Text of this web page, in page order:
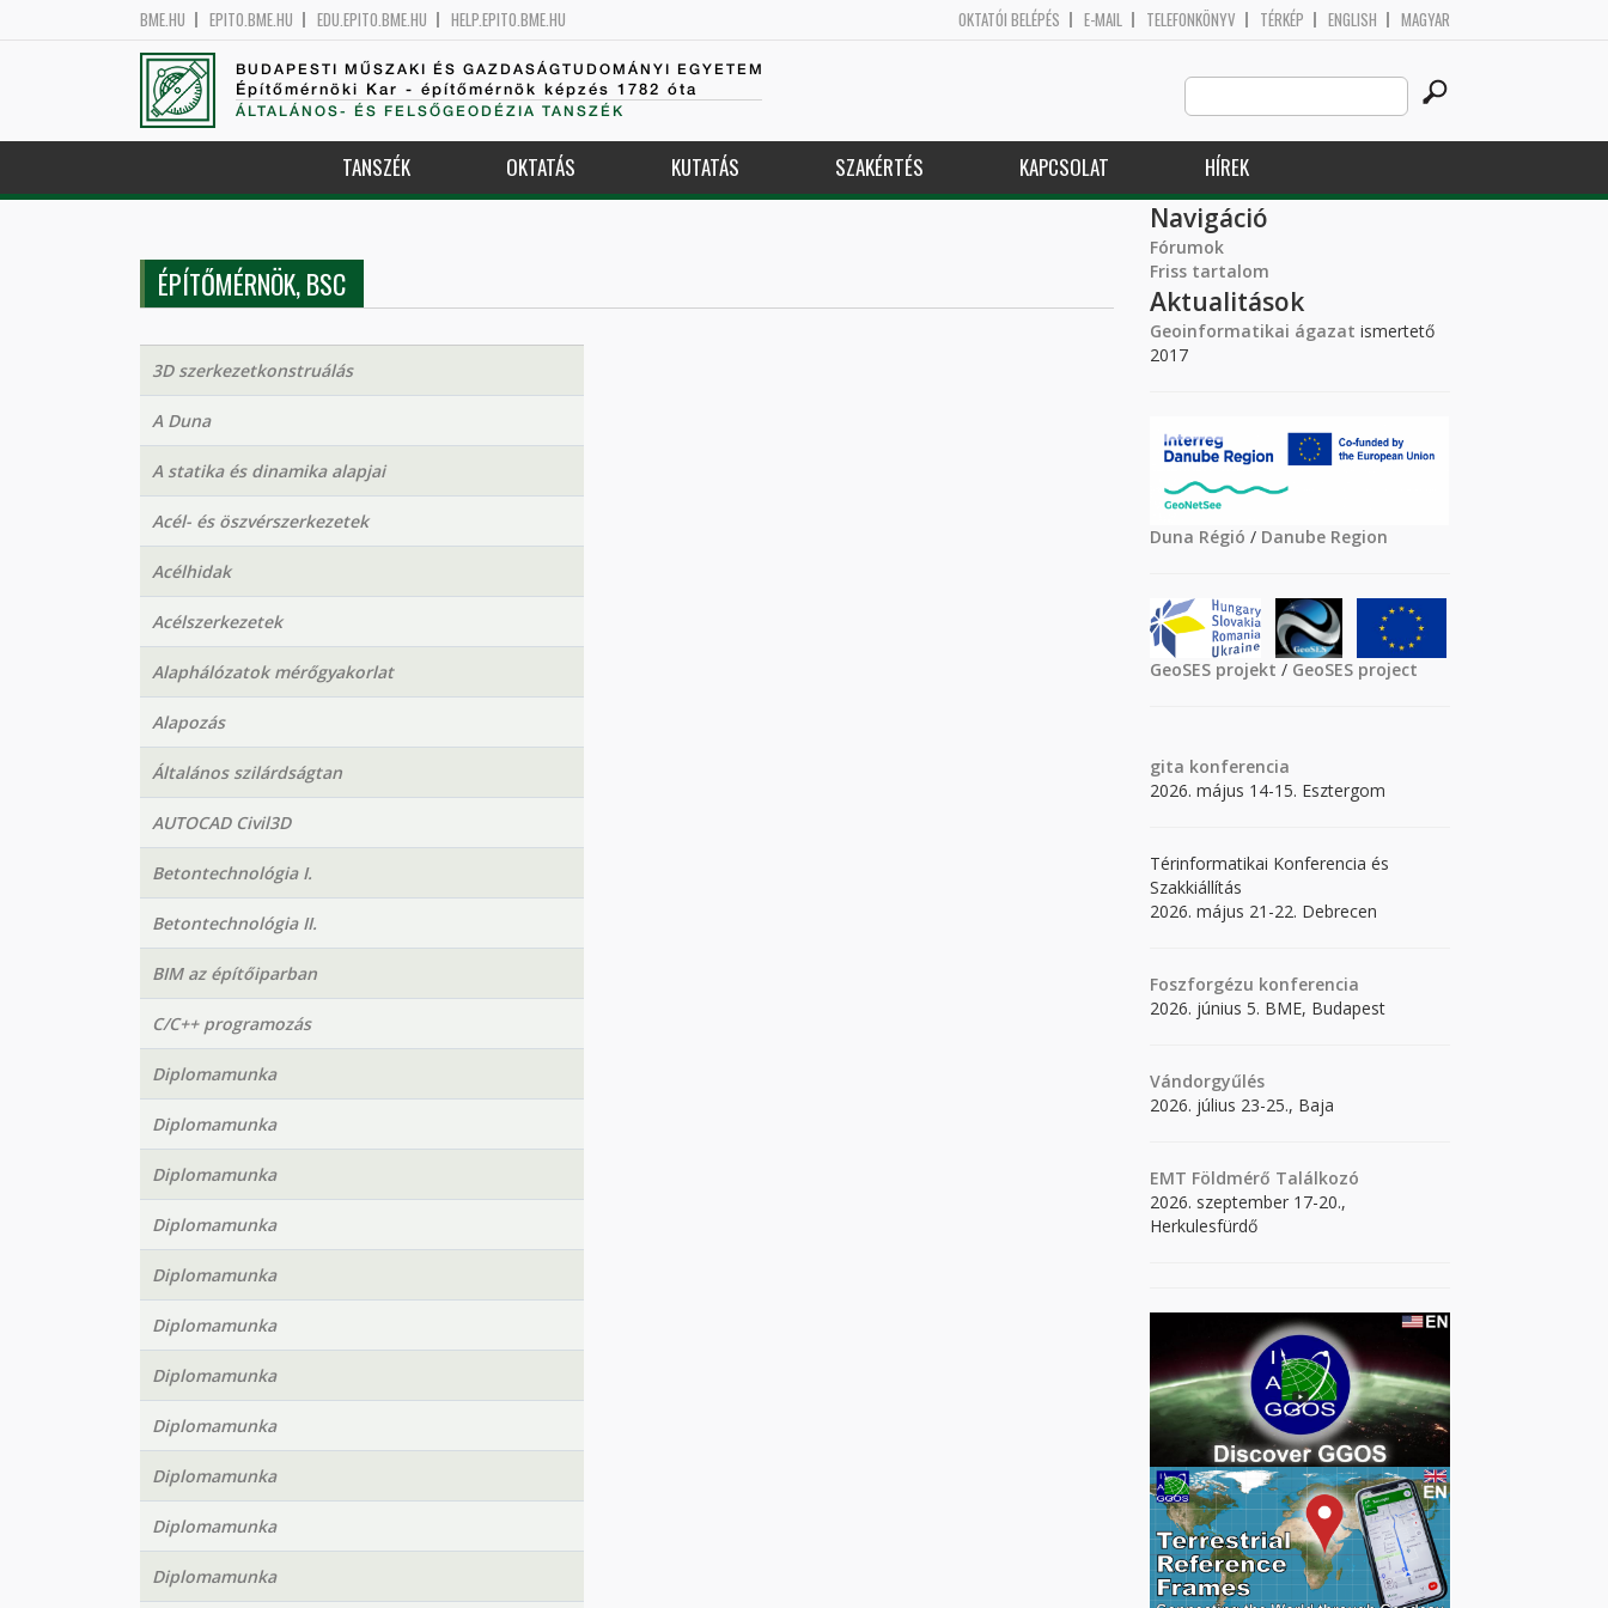
BME.HU EPITO.BME.HU EDU.EPITO.BME.HU HELP.EPITO.BME.HU OKTATÓI BELÉPÉS E-MAIL TELEFONKÖNYV TÉRKÉP ENGLISH MAGYAR
BUDAPESTI MŰSZAKI ÉS GAZDASÁGTUDOMÁNYI EGYETEM
Építőmérnöki Kar - építőmérnök képzés 1782 óta
ÁLTALÁNOS- ÉS FELSŐGEODÉZIA TANSZÉK
Search
this
site
TANSZÉK OKTATÁS KUTATÁS SZAKÉRTÉS KAPCSOLAT HÍREK
ÉPÍTŐMÉRNÖK, BSC
3D szerkezetkonstruálás
A Duna
A statika és dinamika alapjai
Acél- és öszvérszerkezetek
Acélhidak
Acélszerkezetek
Alaphálózatok mérőgyakorlat
Alapozás
Általános szilárdságtan
AUTOCAD Civil3D
Betontechnológia I.
Betontechnológia II.
BIM az építőiparban
C/C++ programozás
Diplomamunka
Diplomamunka
Diplomamunka
Diplomamunka
Diplomamunka
Diplomamunka
Diplomamunka
Diplomamunka
Diplomamunka
Diplomamunka
Diplomamunka
Navigáció
Fórumok
Friss tartalom
Aktualitások
Geoinformatikai ágazat ismertető
2017
Duna Régió / Danube Region
GeoSES projekt / GeoSES project
gita konferencia
2026. május 14-15. Esztergom
Térinformatikai Konferencia és
Szakkiállítás
2026. május 21-22. Debrecen
Foszforgézu konferencia
2026. június 5. BME, Budapest
Vándorgyűlés
2026. július 23-25., Baja
EMT Földmérő Találkozó
2026. szeptember 17-20.,
Herkulesfürdő